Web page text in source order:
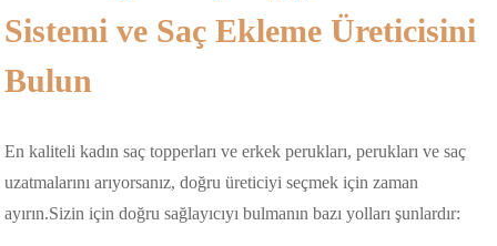
Sistemi ve Saç Ekleme Üreticisini
Bulun
En kaliteli kadın saç topperları ve erkek perukları, perukları ve saç
uzatmalarını arıyorsanız, doğru üreticiyi seçmek için zaman
ayırın.Sizin için doğru sağlayıcıyı bulmanın bazı yolları şunlardır: